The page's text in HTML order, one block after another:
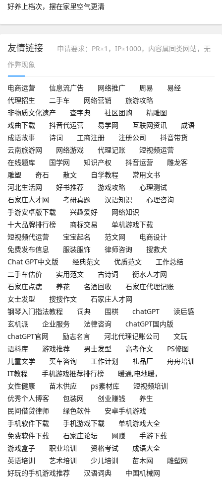
好养上档次，摆在家里空气更清
友情链接
申请要求：PR≥1，IP≥1000，内容属同类网站，无
作弊现象
电商运营 信息流广告 网络推广 周易
易经
代理招生
二手车 网络营销
旅游攻略
非物质文化遗产
查字典 社区团购
精雕图
戏曲下载
抖音代运营 易学网 互联网资讯
成语
成语故事
诗词 工商注册 注册公司
抖音带货
云南旅游网
网络游戏 代理记账
短视频运营
在线题库
国学网 知识产权 抖音运营
雕龙客
雕塑
奇石 散文 自学教程
常用文书
河北生活网
好书推荐 游戏攻略
心理测试
石家庄人才网
考研真题 汉语知识
心理咨询
手游安卓版下载
兴趣爱好
网络知识
十大品牌排行榜
商标交易
单机游戏下载
短视频代运营
宝宝起名 范文网
电商设计
免费发布信息
服装服饰 律师咨询
搜救犬
Chat GPT中文版
经典范文 优质范文
工作总结
二手车估价
实用范文 古诗词
衡水人才网
石家庄点痣
养花 名酒回收
石家庄代理记账
女士发型
搜搜作文
石家庄人才网
钢琴入门指法教程
词典 围棋 chatGPT
读后感
玄机派
企业服务 法律咨询
chatGPT国内版
chatGPT官网
励志名言 河北代理记账公司
文玩
语料库
游戏推荐 男士发型 高考作文
PS修图
儿童文学
买车咨询 工作计划 礼品厂
舟舟培训
IT教程
手机游戏推荐排行榜
暖通,电地暖，
女性健康
苗木供应 ps素材库
短视频培训
优秀个人博客
包装网 创业赚钱
养生
民间借贷律师
绿色软件
安卓手机游戏
手机软件下载
手机游戏下载
单机游戏大全
免费软件下载
石家庄论坛 网赚
手游下载
游戏盒子
职业培训 资格考试
成语大全
英语培训
艺术培训 少儿培训 苗木网
雕塑网
好玩的手机游戏推荐
汉语词典
中国机械网